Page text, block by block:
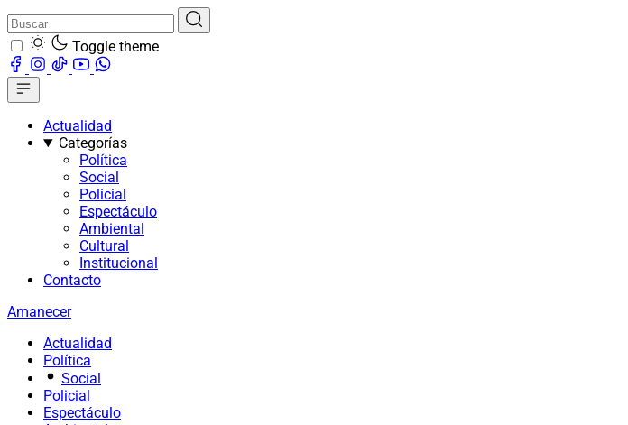
Toggle theme
Actualidad
Categorías
Política
Social
Policial
Espectáculo
Ambiental
Cultural
Institucional
Contacto
Amanecer
Actualidad
Política
Social
Policial
Espectáculo